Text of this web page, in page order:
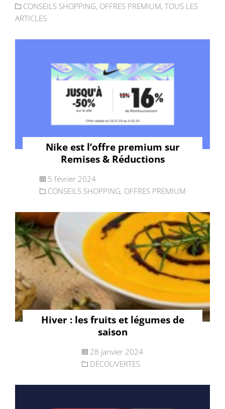
CONSEILS SHOPPING, OFFRES PREMIUM, TOUS LES
ARTICLES
Nike est l’offre premium sur
Remises & Réductions
5 février 2024
CONSEILS SHOPPING, OFFRES PREMIUM
Hiver : les fruits et légumes de
saison
28 janvier 2024
DÉCOUVERTES